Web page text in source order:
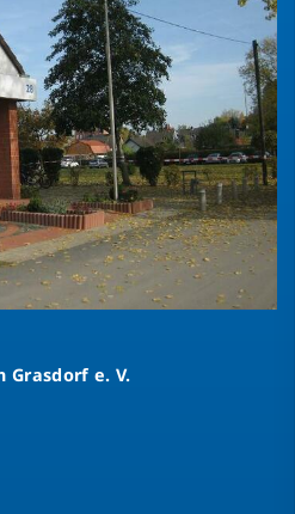
Grasdorf e. V.